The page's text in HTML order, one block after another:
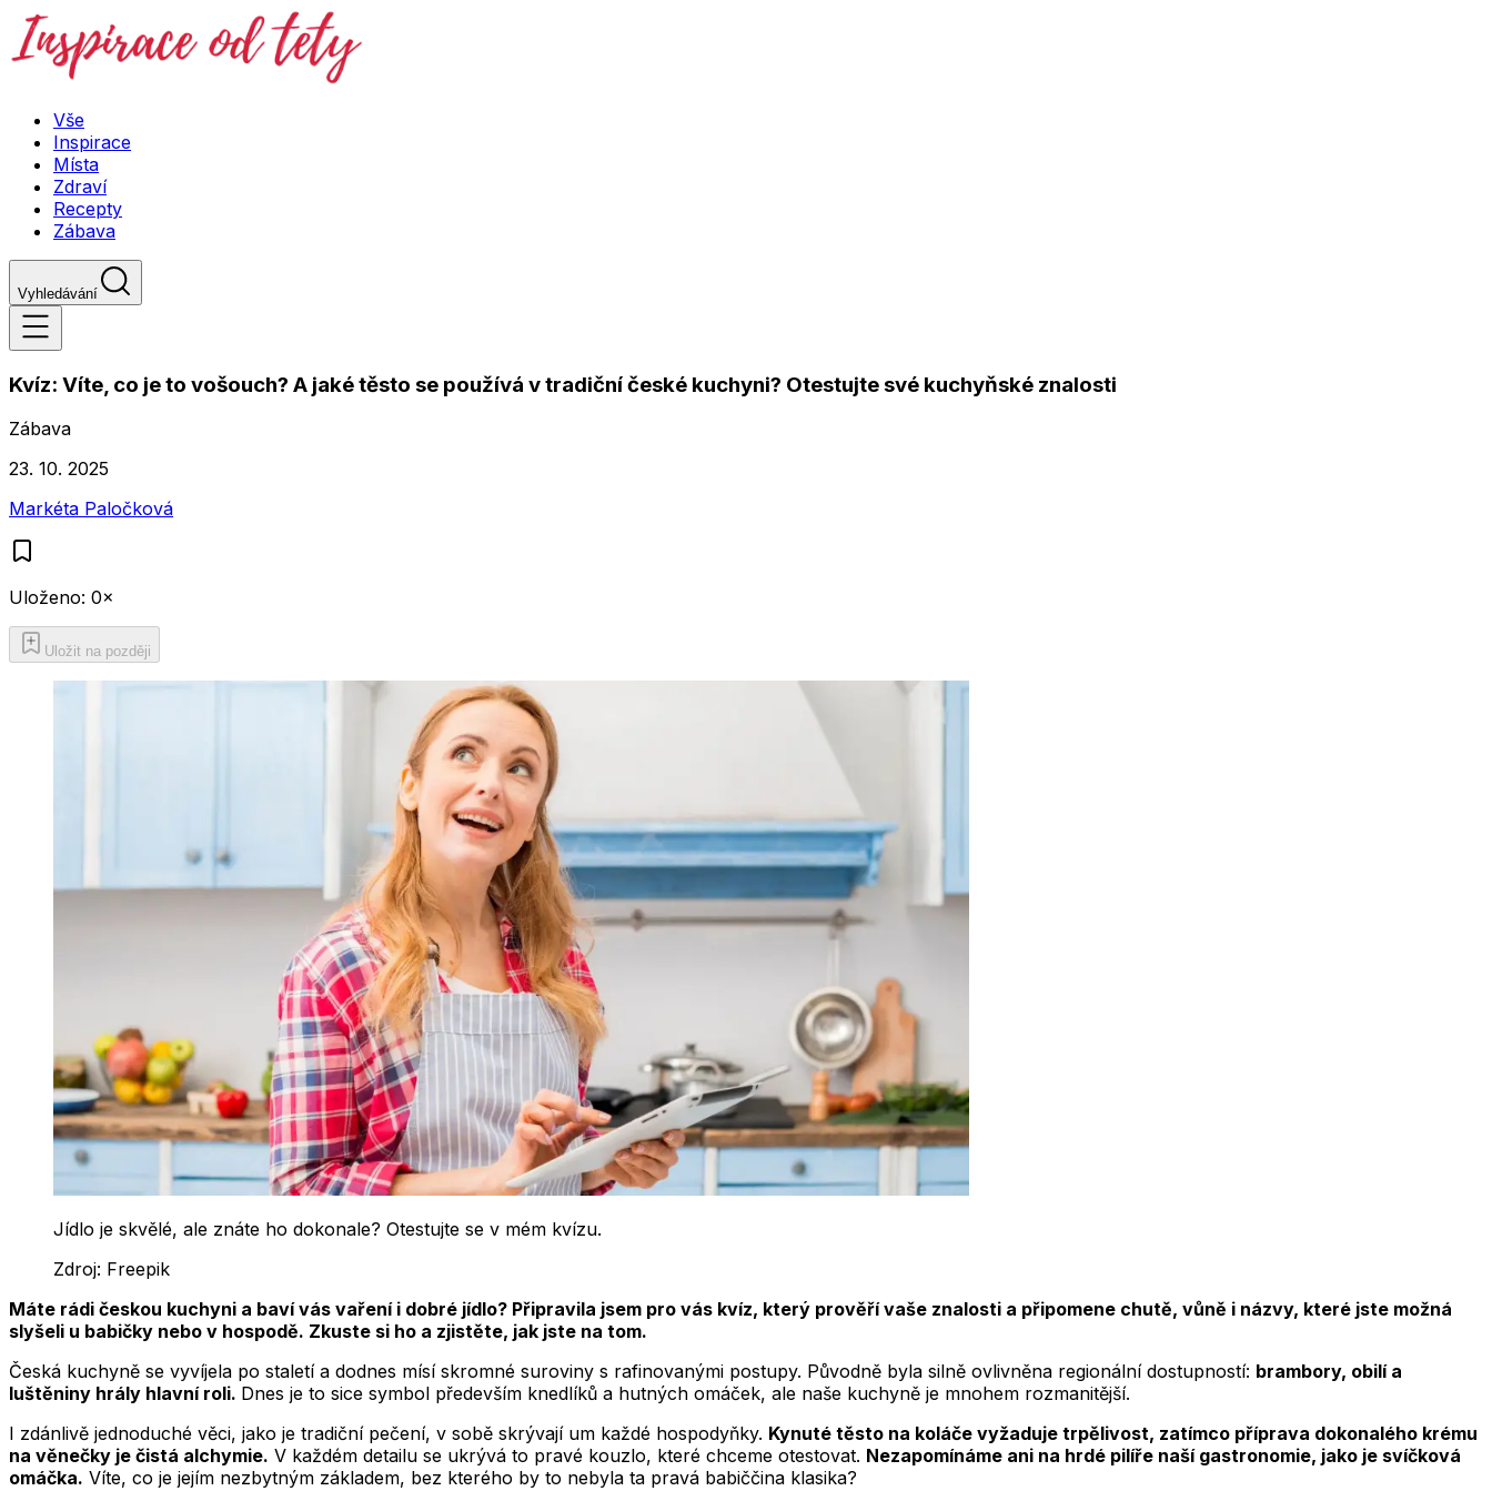
Vše
Inspirace
Místa
Zdraví
Recepty
Zábava
Vyhledávání
Kvíz: Víte, co je to vošouch? A jaké těsto se používá v tradiční české kuchyni? Otestujte své kuchyňské znalosti
Zábava
23. 10. 2025
Markéta Paločková
Uloženo: 0×
Uložit na později
Jídlo je skvělé, ale znáte ho dokonale? Otestujte se v mém kvízu.
Zdroj: Freepik
Máte rádi českou kuchyni a baví vás vaření i dobré jídlo? Připravila jsem pro vás kvíz, který prověří vaše znalosti a připomene chutě, vůně i názvy, které jste možná
slyšeli u babičky nebo v hospodě. Zkuste si ho a zjistěte, jak jste na tom.
Česká kuchyně se vyvíjela po staletí a dodnes mísí skromné suroviny s rafinovanými postupy. Původně byla silně ovlivněna regionální dostupností: brambory, obilí a
luštěniny hrály hlavní roli. Dnes je to sice symbol především knedlíků a hutných omáček, ale naše kuchyně je mnohem rozmanitější.
I zdánlivě jednoduché věci, jako je tradiční pečení, v sobě skrývají um každé hospodyňky. Kynuté těsto na koláče vyžaduje trpělivost, zatímco příprava dokonalého krému
na věnečky je čistá alchymie. V každém detailu se ukrývá to pravé kouzlo, které chceme otestovat. Nezapomínáme ani na hrdé pilíře naší gastronomie, jako je svíčková
omáčka. Víte, co je jejím nezbytným základem, bez kterého by to nebyla ta pravá babiččina klasika?